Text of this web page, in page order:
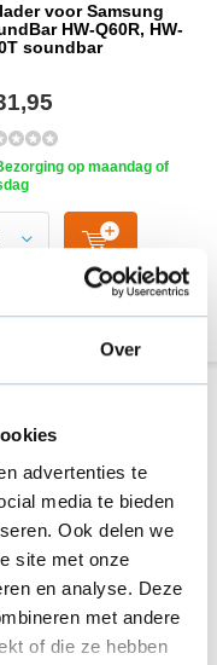
Over
advertenties te
media te bieden
Ook delen we
site met onze
en analyse. Deze
met andere
of die ze hebben
voor Samsung
HW-Q60R, HW-
soundbar
op maandag of